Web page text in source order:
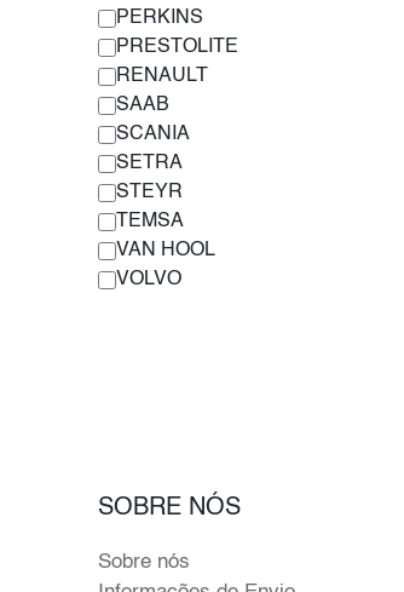
PERKINS
PRESTOLITE
RENAULT
SAAB
SCANIA
SETRA
STEYR
TEMSA
VAN HOOL
VOLVO
SOBRE NÓS
Sobre nós